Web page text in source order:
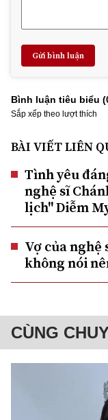
Gửi bình luận
Bình luận tiêu biểu (
Sắp xếp theo lượt thích
BÀI VIẾT LIÊN
Tình yêu
nghệ sĩ
lịch" Diễm
Vợ của nghệ
không nói
CÙNG